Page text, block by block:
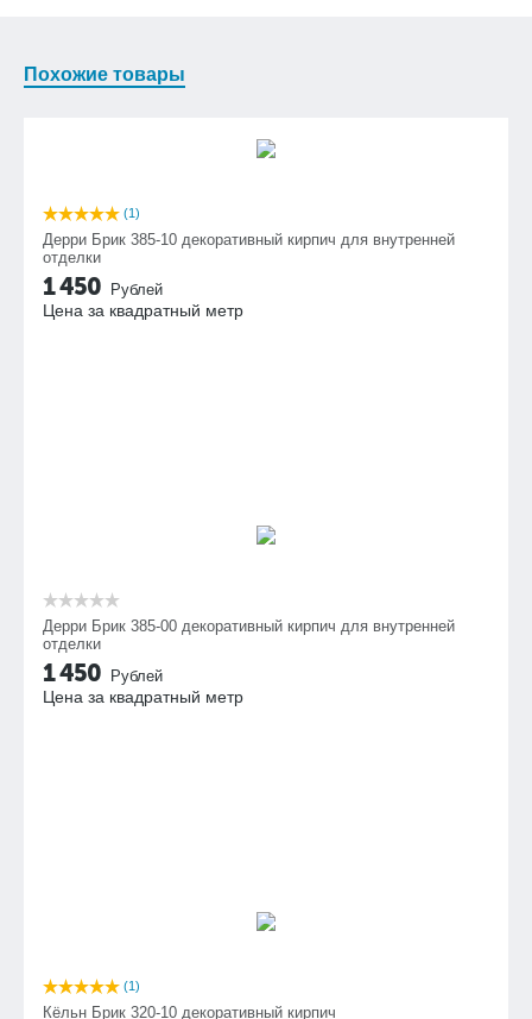
Похожие товары
(1)
Дерри Брик 385-10 декоративный кирпич для внутренней
отделки
1 450 Рублей
Цена за квадратный метр
Дерри Брик 385-00 декоративный кирпич для внутренней
отделки
1 450 Рублей
Цена за квадратный метр
(1)
Кёльн Брик 320-10 декоративный кирпич